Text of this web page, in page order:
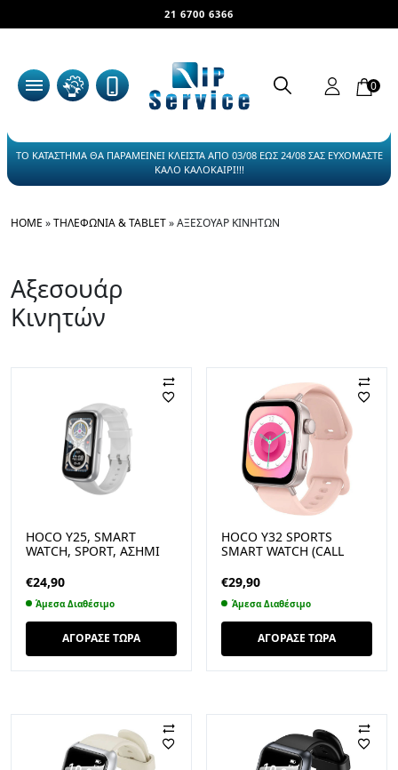
21 6700 6366
0
ΤΟ ΚΑΤΑΣΤΗΜΑ ΘΑ ΠΑΡΑΜΕΙΝΕΙ ΚΛΕΙΣΤΑ ΑΠΟ 03/08 ΕΩΣ 24/08 ΣΑΣ ΕΥΧΟΜΑΣΤΕ
ΚΑΛΟ ΚΑΛΟΚΑΙΡΙ!!!
HOME »ΤΗΛΕΦΩΝΊΑ & TABLET»ΑΞΕΣΟΥΆΡ ΚΙΝΗΤΏΝ
Αξεσουάρ
Κινητών
HOCO Y25, SMART
WATCH, SPORT, ΑΣΗΜΙ
€24,90
Άμεσα Διαθέσιμο
ΑΓΟΡΑΣΕ ΤΩΡΑ
HOCO Y32 SPORTS
SMART WATCH (CALL
€29,90
Άμεσα Διαθέσιμο
ΑΓΟΡΑΣΕ ΤΩΡΑ